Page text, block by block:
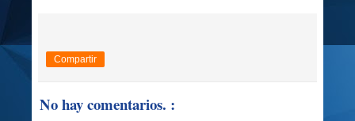
Compartir
No hay comentarios. :